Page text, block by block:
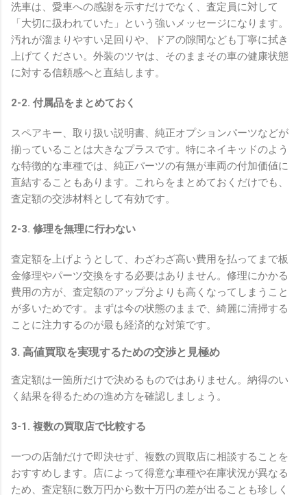
洗車は、愛車への感謝を示すだけでなく、査定員に対して
「大切に扱われていた」という強いメッセージになります。
汚れが溜まりやすい足回りや、ドアの隙間なども丁寧に拭き
上げてください。外装のツヤは、そのままその車の健康状態
に対する信頼感へと直結します。
2-2. 付属品をまとめておく
スペアキー、取り扱い説明書、純正オプションパーツなどが
揃っていることは大きなプラスです。特にネイキッドのよう
な特徴的な車種では、純正パーツの有無が車両の付加価値に
直結することもあります。これらをまとめておくだけでも、
査定額の交渉材料として有効です。
2-3. 修理を無理に行わない
査定額を上げようとして、わざわざ高い費用を払ってまで板
金修理やパーツ交換をする必要はありません。修理にかかる
費用の方が、査定額のアップ分よりも高くなってしまうこと
が多いためです。まずは今の状態のままで、綺麗に清掃する
ことに注力するのが最も経済的な対策です。
3. 高値買取を実現するための交渉と見極め
査定額は一箇所だけで決めるものではありません。納得のい
く結果を得るための進め方を確認しましょう。
3-1. 複数の買取店で比較する
一つの店舗だけで即決せず、複数の買取店に相談することを
おすすめします。店によって得意な車種や在庫状況が異なる
ため、査定額に数万円から数十万円の差が出ることも珍しく